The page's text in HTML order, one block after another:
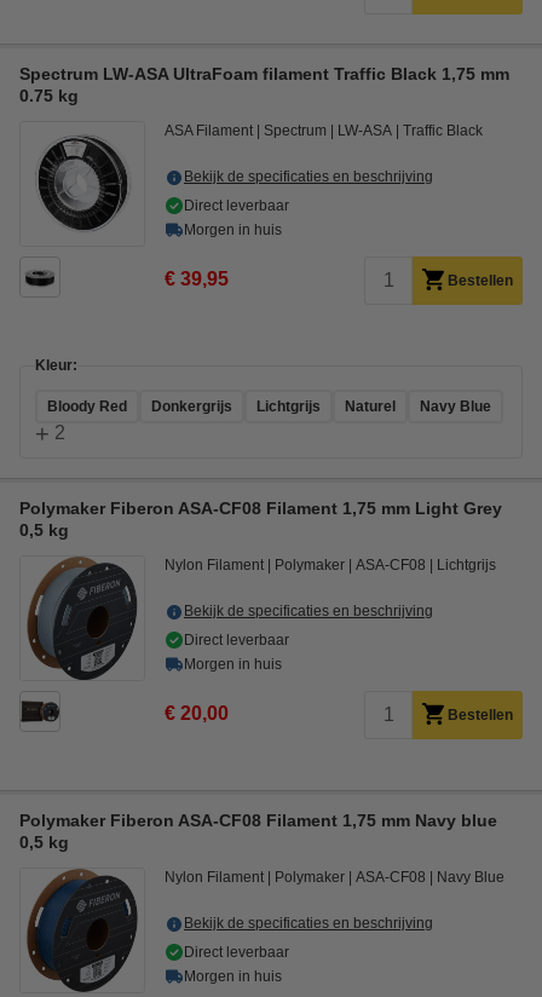
Spectrum LW-ASA UltraFoam filament Traffic Black 1,75 mm
0.75 kg
ASA Filament Spectrum LW-ASA Traffic Black
Bekijk de specificaties en beschrijving
Direct leverbaar
Morgen in huis
€ 39,95 Bestellen
Kleur:
Bloody Red Donkergrijs Lichtgrijs Naturel Navy Blue
+ 2
Polymaker Fiberon ASA-CF08 Filament 1,75 mm Light Grey
0,5 kg
Nylon Filament Polymaker ASA-CF08 Lichtgrijs
Bekijk de specificaties en beschrijving
Direct leverbaar
Morgen in huis
€ 20,00 Bestellen
Polymaker Fiberon ASA-CF08 Filament 1,75 mm Navy blue
0,5 kg
Nylon Filament Polymaker ASA-CF08 Navy Blue
Bekijk de specificaties en beschrijving
Direct leverbaar
Morgen in huis